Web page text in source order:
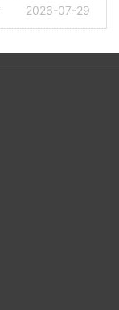
2026-07-29